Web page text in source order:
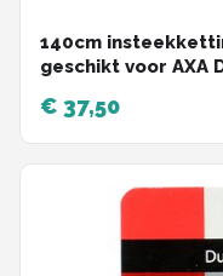
140cm
geschikt voor AXA
€ 37,50